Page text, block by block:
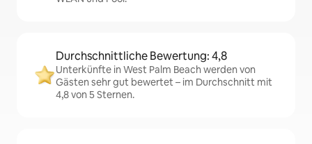
Durchschnittliche Bewertung: 4,8
Unterkünfte in West Palm Beach werden von
Gästen sehr gut bewertet – im Durchschnitt mit
4,8 von 5 Sternen.